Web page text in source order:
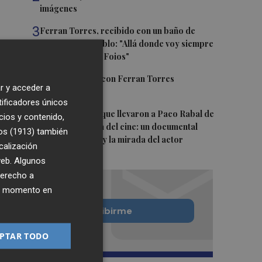
imágenes
3Ferran Torres, recibido con un baño de
masas en su pueblo: "Allá donde voy siempre
digo que soy de Foios"
Foios se vuelca con Ferran Torres
5Las '200 vidas' que llevaron a Paco Rabal de
Águilas a la cima del cine: un documental
recupera la voz y la mirada del actor
Quiero suscribirme
y acceder a
únicos
y contenido,
(1913) también
Algunos
a
momento en
TODO